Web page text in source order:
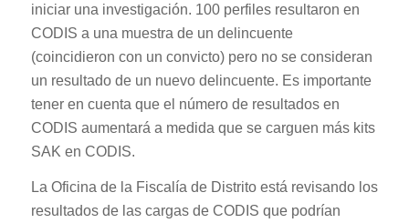
iniciar una investigación. 100 perfiles resultaron en
CODIS a una muestra de un delincuente
(coincidieron con un convicto) pero no se consideran
un resultado de un nuevo delincuente. Es importante
tener en cuenta que el número de resultados en
CODIS aumentará a medida que se carguen más kits
SAK en CODIS.
La Oficina de la Fiscalía de Distrito está revisando los
resultados de las cargas de CODIS que podrían